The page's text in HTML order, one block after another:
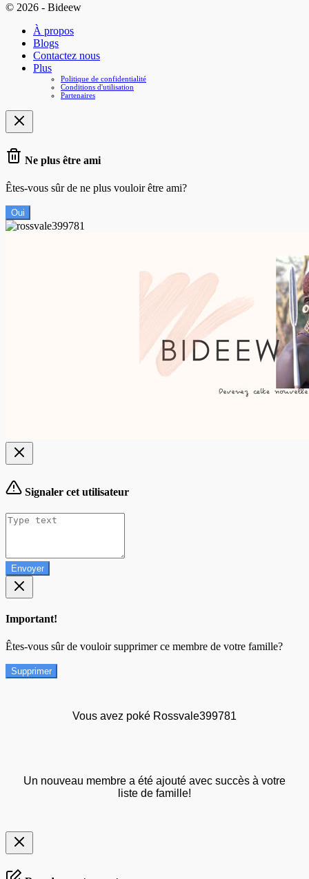
© 2026 - Bideew
À propos
Blogs
Contactez nous
Plus
Politique de confidentialité
Conditions d'utilisation
Partenaires
Ne plus être ami
Êtes-vous sûr de ne plus vouloir être ami?
Oui
Signaler cet utilisateur
Envoyer
Important!
Êtes-vous sûr de vouloir supprimer ce membre de votre famille?
Supprimer
Vous avez poké Rossvale399781
Un nouveau membre a été ajouté avec succès à votre
liste de famille!